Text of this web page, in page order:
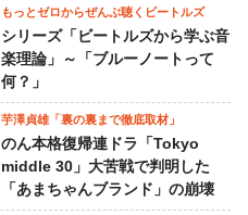
もっとゼロからぜんぶ聴くビートルズ
シリーズ「ビートルズから学ぶ音
楽理論」～「ブルーノートって
何？」
芋澤貞雄「裏の裏まで徹底取材」
のん本格復帰連ドラ「Tokyo
middle 30」大苦戦で判明した
「あまちゃんブランド」の崩壊